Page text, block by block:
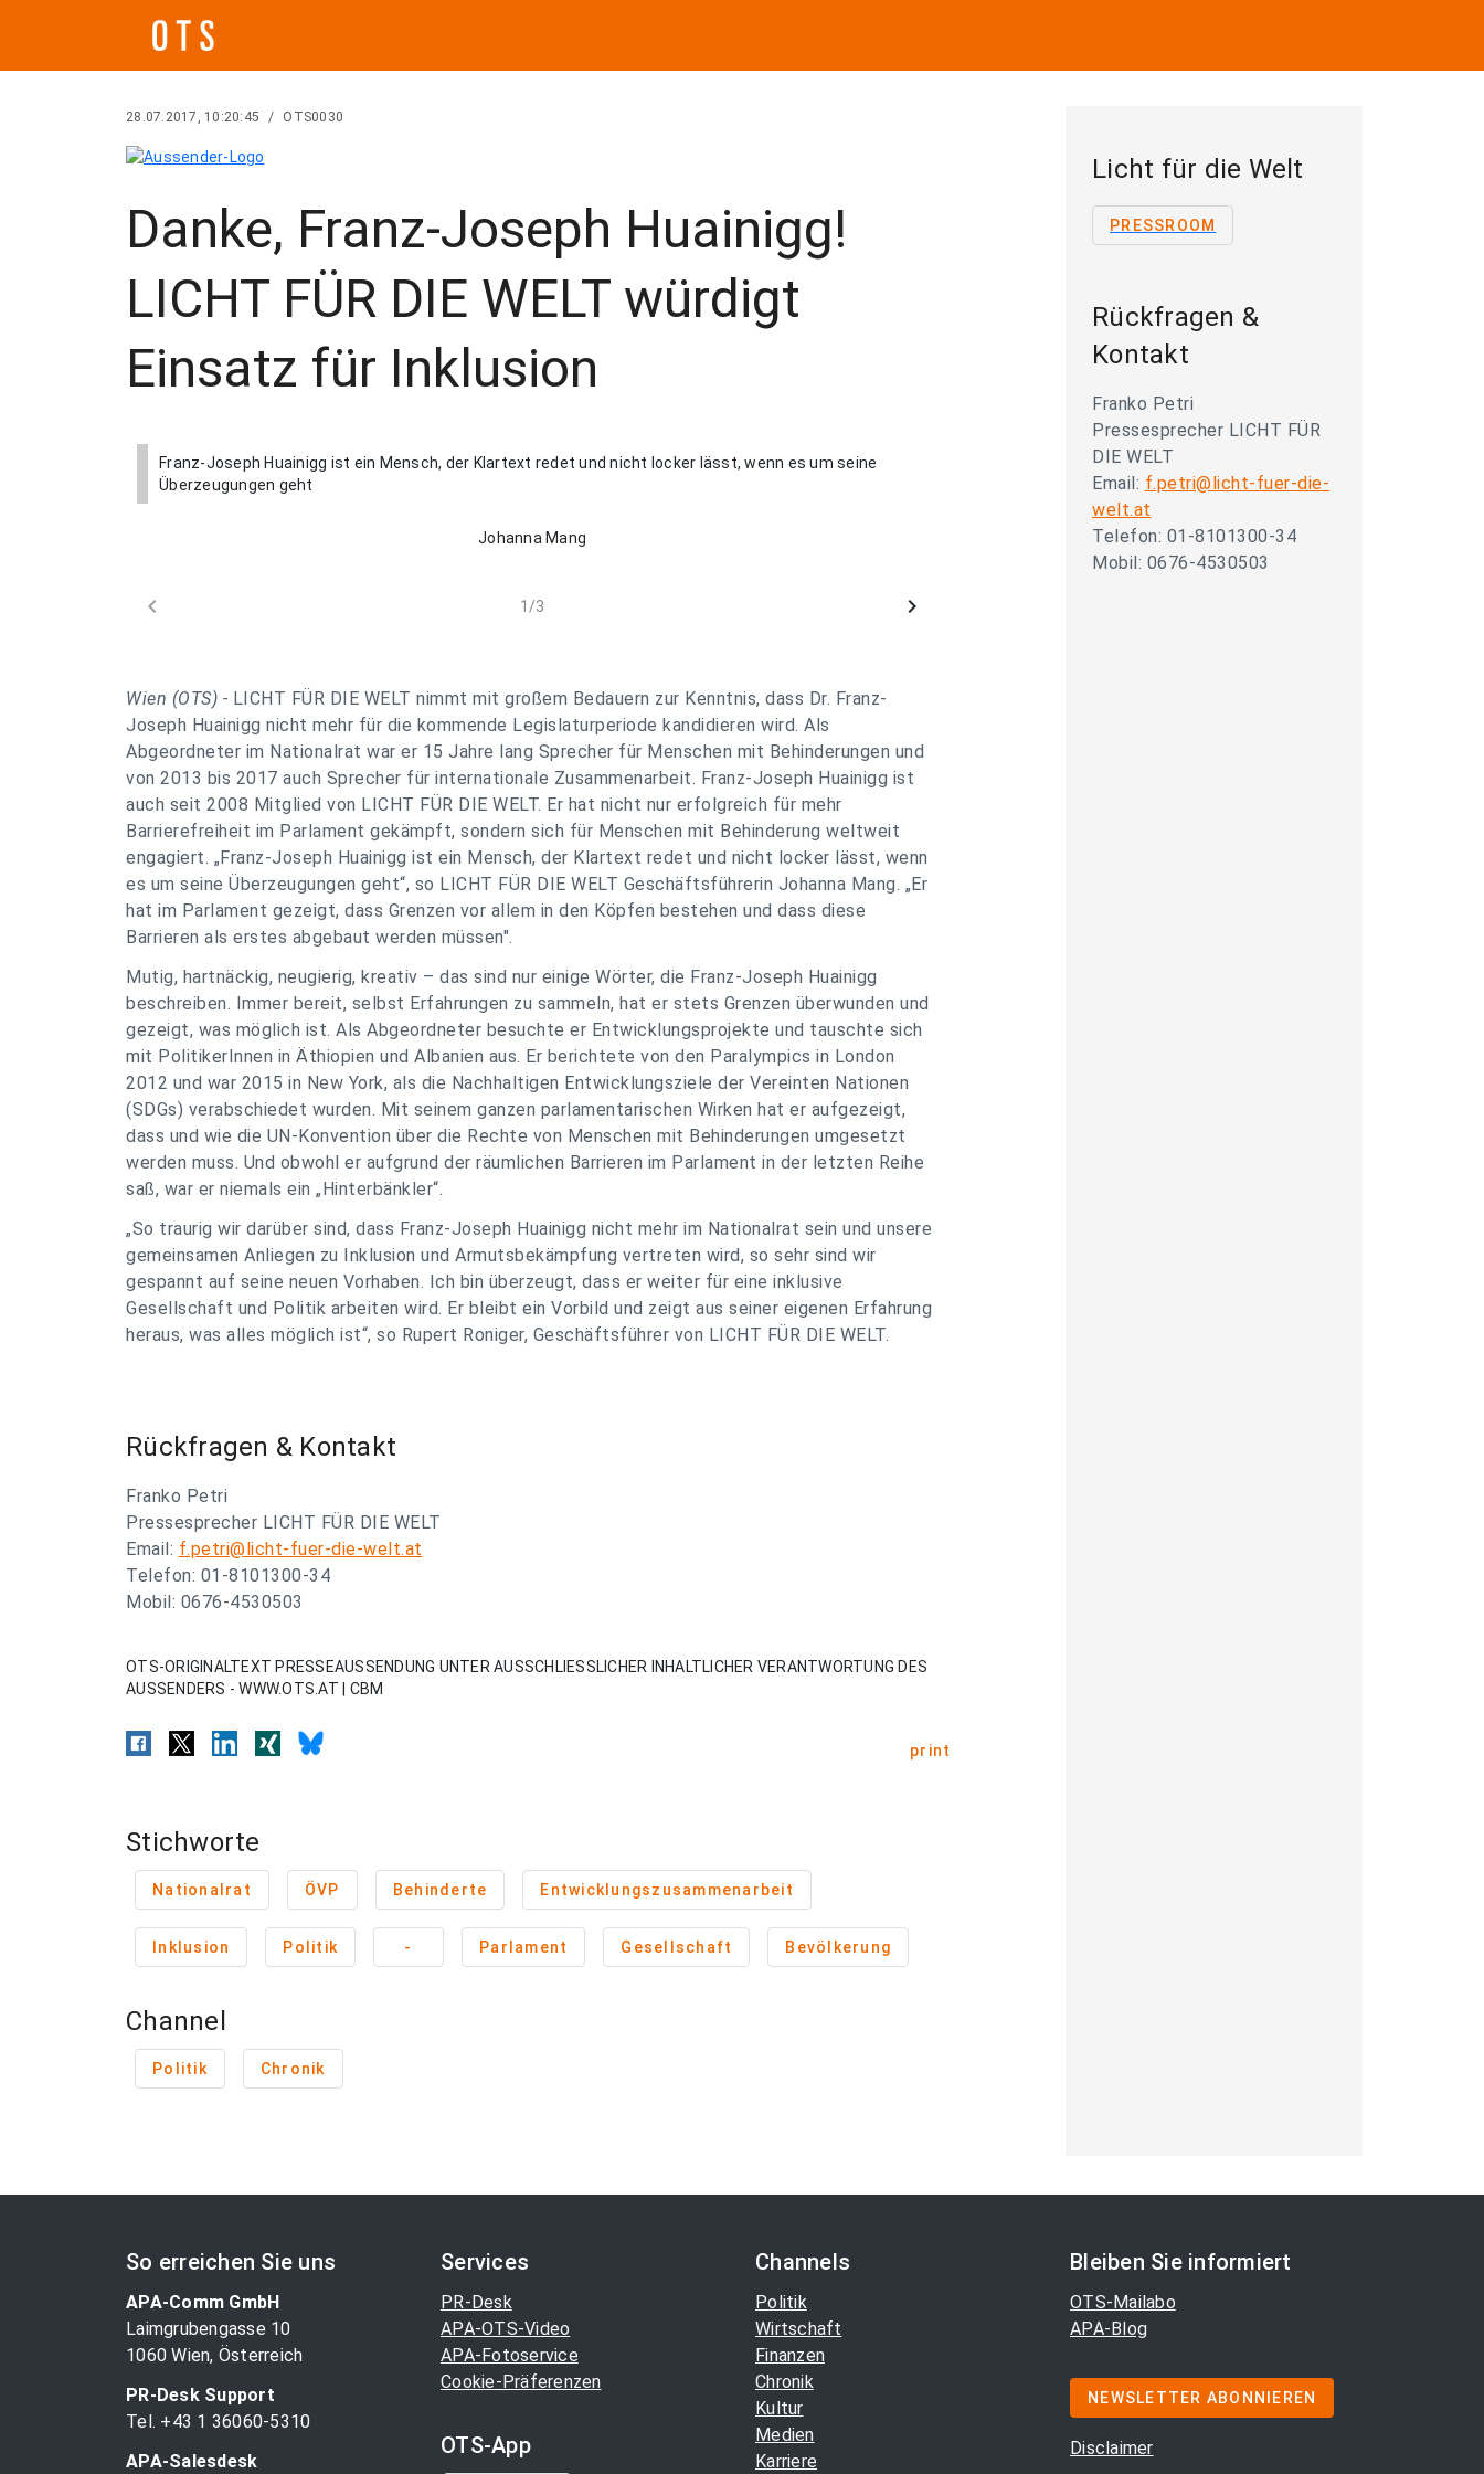
28.07.2017, 10:20:45 / OTS0030
Danke, Franz-Joseph Huainigg!
LICHT FÜR DIE WELT würdigt
Einsatz für Inklusion
Franz-Joseph Huainigg ist ein Mensch, der Klartext redet und nicht locker lässt, wenn es um seine
Überzeugungen geht
Johanna Mang
chevron_left 1/3 chevron_right
Wien (OTS) - LICHT FÜR DIE WELT nimmt mit großem Bedauern zur Kenntnis, dass Dr. Franz-
Joseph Huainigg nicht mehr für die kommende Legislaturperiode kandidieren wird. Als
Abgeordneter im Nationalrat war er 15 Jahre lang Sprecher für Menschen mit Behinderungen und
von 2013 bis 2017 auch Sprecher für internationale Zusammenarbeit. Franz-Joseph Huainigg ist
auch seit 2008 Mitglied von LICHT FÜR DIE WELT. Er hat nicht nur erfolgreich für mehr
Barrierefreiheit im Parlament gekämpft, sondern sich für Menschen mit Behinderung weltweit
engagiert. „Franz-Joseph Huainigg ist ein Mensch, der Klartext redet und nicht locker lässt, wenn
es um seine Überzeugungen geht“, so LICHT FÜR DIE WELT Geschäftsführerin Johanna Mang. „Er
hat im Parlament gezeigt, dass Grenzen vor allem in den Köpfen bestehen und dass diese
Barrieren als erstes abgebaut werden müssen".
Mutig, hartnäckig, neugierig, kreativ – das sind nur einige Wörter, die Franz-Joseph Huainigg
beschreiben. Immer bereit, selbst Erfahrungen zu sammeln, hat er stets Grenzen überwunden und
gezeigt, was möglich ist. Als Abgeordneter besuchte er Entwicklungsprojekte und tauschte sich
mit PolitikerInnen in Äthiopien und Albanien aus. Er berichtete von den Paralympics in London
2012 und war 2015 in New York, als die Nachhaltigen Entwicklungsziele der Vereinten Nationen
(SDGs) verabschiedet wurden. Mit seinem ganzen parlamentarischen Wirken hat er aufgezeigt,
dass und wie die UN-Konvention über die Rechte von Menschen mit Behinderungen umgesetzt
werden muss. Und obwohl er aufgrund der räumlichen Barrieren im Parlament in der letzten Reihe
saß, war er niemals ein „Hinterbänkler“.
„So traurig wir darüber sind, dass Franz-Joseph Huainigg nicht mehr im Nationalrat sein und unsere
gemeinsamen Anliegen zu Inklusion und Armutsbekämpfung vertreten wird, so sehr sind wir
gespannt auf seine neuen Vorhaben. Ich bin überzeugt, dass er weiter für eine inklusive
Gesellschaft und Politik arbeiten wird. Er bleibt ein Vorbild und zeigt aus seiner eigenen Erfahrung
heraus, was alles möglich ist“, so Rupert Roniger, Geschäftsführer von LICHT FÜR DIE WELT.
Rückfragen & Kontakt
Franko Petri
Pressesprecher LICHT FÜR DIE WELT
Email: f.petri@licht-fuer-die-welt.at
Telefon: 01-8101300-34
Mobil: 0676-4530503
OTS-ORIGINALTEXT PRESSEAUSSENDUNG UNTER AUSSCHLIESSLICHER INHALTLICHER VERANTWORTUNG DES
AUSSENDERS - WWW.OTS.AT | CBM
print
Stichworte
Nationalrat ÖVP Behinderte Entwicklungszusammenarbeit
Inklusion Politik - Parlament Gesellschaft Bevölkerung
Channel
Politik Chronik
Licht für die Welt
PRESSROOM
Rückfragen &
Kontakt
Franko Petri
Pressesprecher LICHT FÜR
DIE WELT
Email: f.petri@licht-fuer-die-
welt.at
Telefon: 01-8101300-34
Mobil: 0676-4530503
So erreichen Sie uns
APA-Comm GmbH
Laimgrubengasse 10
1060 Wien, Österreich
PR-Desk Support
Tel. +43 1 36060-5310
APA-Salesdesk
Services
PR-Desk
APA-OTS-Video
APA-Fotoservice
Cookie-Präferenzen
OTS-App
Channels
Politik
Wirtschaft
Finanzen
Chronik
Kultur
Medien
Karriere
Bleiben Sie informiert
OTS-Mailabo
APA-Blog
NEWSLETTER ABONNIEREN
Disclaimer